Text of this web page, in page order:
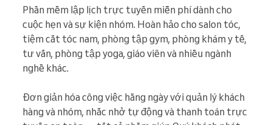
Phần mềm lập lịch trực tuyến miễn phí dành cho
cuộc hẹn và sự kiện nhóm. Hoàn hảo cho salon tóc,
tiệm cắt tóc nam, phòng tập gym, phòng khám y tế,
tư vấn, phòng tập yoga, giáo viên và nhiều ngành
nghề khác.
Đơn giản hóa công việc hằng ngày với quản lý khách
hàng và nhóm, nhắc nhở tự động và thanh toán trực